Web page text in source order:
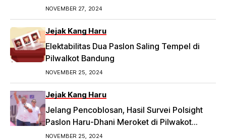
money-politic-ke-bawaslu-segini-nominalnya.
NOVEMBER 27, 2024
Jejak Kang Haru
Elektabilitas Dua Paslon Saling Tempel di
Pilwalkot Bandung
NOVEMBER 25, 2024
Jejak Kang Haru
Jelang Pencoblosan, Hasil Survei Polsight
Paslon Haru-Dhani Meroket di Pilwakot
Bandung
NOVEMBER 25, 2024